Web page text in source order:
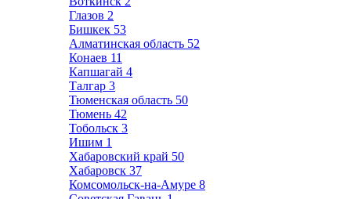
Глазов 2
Бишкек 53
Алматинская область 52
Конаев 11
Капшагай 4
Талгар 3
Тюменская область 50
Тюмень 42
Тобольск 3
Ишим 1
Хабаровский край 50
Хабаровск 37
Комсомольск-на-Амуре 8